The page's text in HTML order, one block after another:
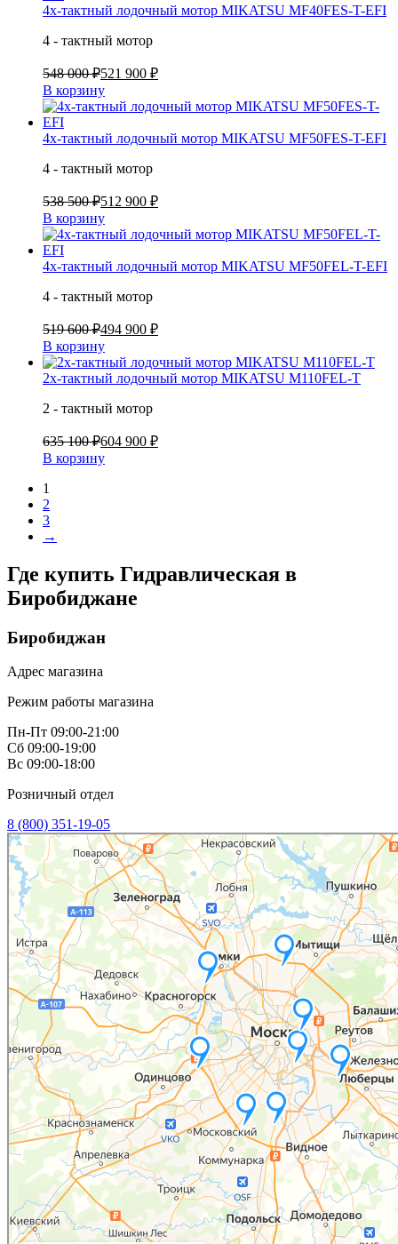
4х-тактный лодочный мотор MIKATSU MF40FES-T-EFI
4 - тактный мотор
548 000 ₽521 900 ₽
В корзину
4х-тактный лодочный мотор MIKATSU MF50FES-T-EFI
4 - тактный мотор
538 500 ₽512 900 ₽
В корзину
4х-тактный лодочный мотор MIKATSU MF50FEL-T-EFI
4 - тактный мотор
519 600 ₽494 900 ₽
В корзину
2х-тактный лодочный мотор MIKATSU M110FEL-T
2 - тактный мотор
635 100 ₽604 900 ₽
В корзину
1
2
3
→
Где купить Гидравлическая в
Биробиджане
Биробиджан
Адрес магазина
Режим работы магазина
Пн-Пт 09:00-21:00
Сб 09:00-19:00
Вс 09:00-18:00
Розничный отдел
8 (800) 351-19-05